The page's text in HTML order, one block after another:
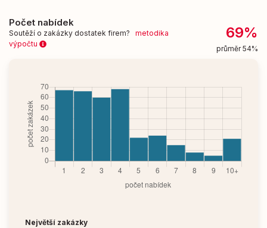
Počet nabídek
Soutěží o zakázky dostatek firem? metodika
výpočtu
69%
průměr 54%
Největší zakázky